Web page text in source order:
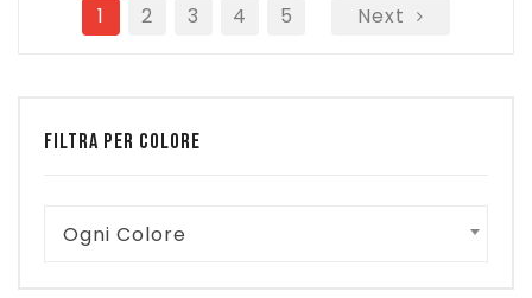
€ 24,99.€ 12,50.
1 2 3 4 5 Next
FILTRA PER COLORE
Ogni Colore